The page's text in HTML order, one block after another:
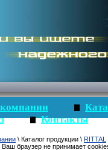
Контакты
\ Каталог продукции \ RITTAL
Ваш браузер не принимает